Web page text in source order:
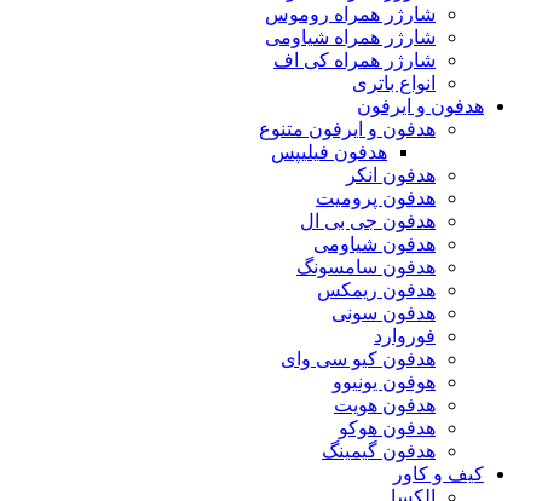
شارژر همراه روموس
شارژر همراه شیاومی
شارژر همراه کی اف
انواع باتری
هدفون و ایرفون
هدفون و ایرفون متنوع
هدفون فیلیپس
هدفون انکر
هدفون پرومیت
هدفون جی بی ال
هدفون شیاومی
هدفون سامسونگ
هدفون ریمکس
هدفون سونی
فوروارد
هدفون کیو سی وای
هوفون یونیوو
هدفون هویت
هدفون هوکو
هدفون گیمینگ
کیف و کاور